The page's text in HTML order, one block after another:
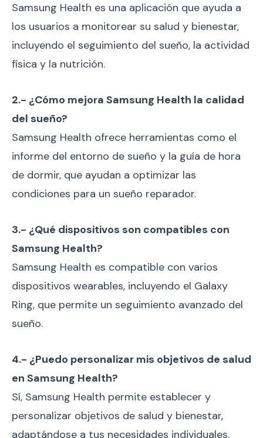
Samsung Health es una aplicación que ayuda a
los usuarios a monitorear su salud y bienestar,
incluyendo el seguimiento del sueño, la actividad
física y la nutrición.
2.- ¿Cómo mejora Samsung Health la calidad
del sueño?
Samsung Health ofrece herramientas como el
informe del entorno de sueño y la guía de hora
de dormir, que ayudan a optimizar las
condiciones para un sueño reparador.
3.- ¿Qué dispositivos son compatibles con
Samsung Health?
Samsung Health es compatible con varios
dispositivos wearables, incluyendo el Galaxy
Ring, que permite un seguimiento avanzado del
sueño.
4.- ¿Puedo personalizar mis objetivos de salud
en Samsung Health?
Sí, Samsung Health permite establecer y
personalizar objetivos de salud y bienestar,
adaptándose a tus necesidades individuales.